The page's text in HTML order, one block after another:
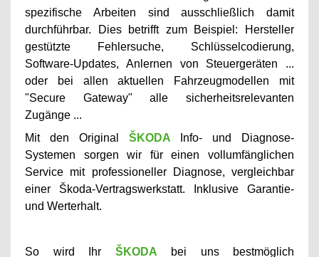
spezifische Arbeiten sind ausschließlich damit
durchführbar. Dies betrifft zum Beispiel: Hersteller
gestützte Fehlersuche, Schlüsselcodierung,
Software-Updates, Anlernen von Steuergeräten ...
oder bei allen aktuellen Fahrzeugmodellen mit
"Secure Gateway" alle sicherheitsrelevanten
Zugänge ...
Mit den Original
ŠKODA
Info- und Diagnose-
Systemen sorgen wir für einen vollumfänglichen
Service mit professioneller Diagnose, vergleichbar
einer Škoda-Vertragswerkstatt. Inklusive Garantie-
und Werterhalt.
So wird Ihr ŠKODA
bei uns bestmöglich